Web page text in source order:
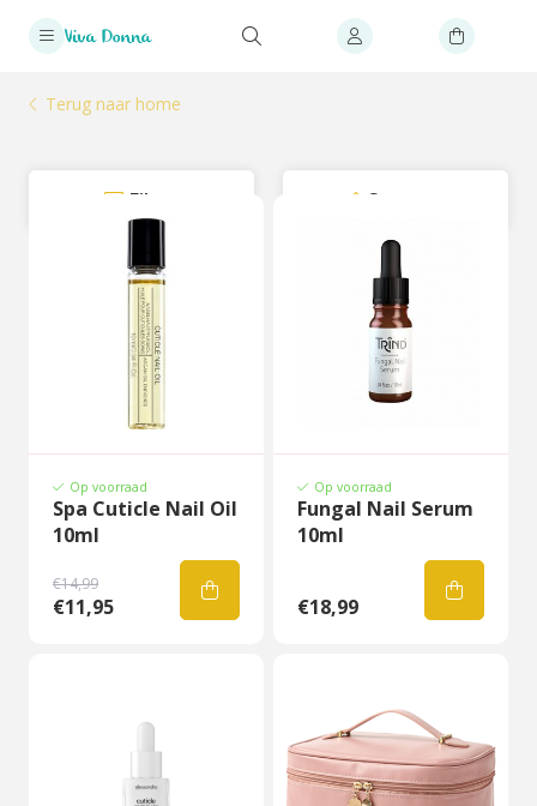
Terug naar home
Filter Sorteer
Op voorraad
Spa Cuticle Nail Oil
10ml
€14,99
€11,95
Op voorraad
Fungal Nail Serum
10ml
€18,99